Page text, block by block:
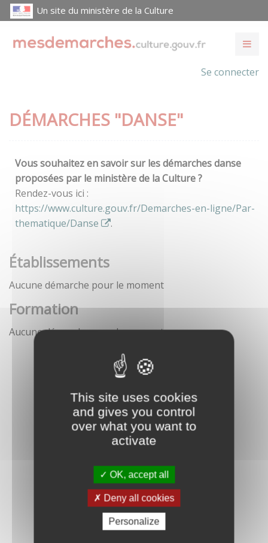
This site uses cookies
and gives you control
over what you want to
activate
OK, accept all
Deny all cookies
Personalize
Un site du ministère de la Culture
Se connecter
DÉMARCHES "DANSE"
Vous souhaitez en savoir sur les démarches danse
proposées par le ministère de la Culture ?
Rendez-vous ici :
https://www.culture.gouv.fr/Demarches-en-ligne/Par-
thematique/Danse
.
Établissements
Aucune démarche pour le moment
Formation
Aucune démarche pour le moment